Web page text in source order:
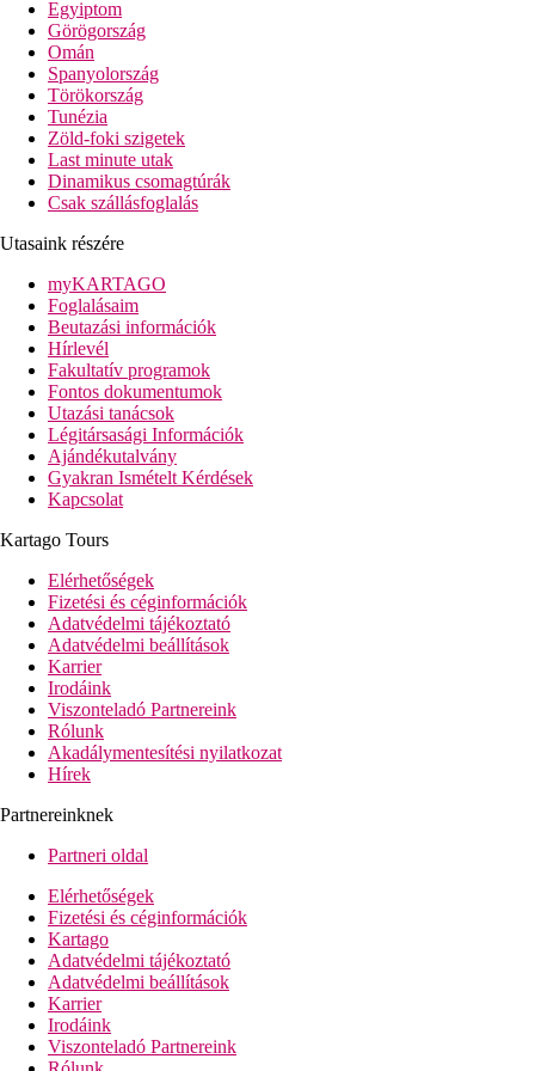
szálloda nagy parkkal, víziparkkal és saját mini állatkerttel
rendelkezik, így ideális választás a nyugodt családi nyaraláshoz
és mindazok számára, akik értékelik a természet közelségét.
Szálloda távolsága
távolság a tengerparttól: kb. 50 m
távolság a repülőtértől: kb. 39 km
távolság a központtól: kb. 500 m (Acharavi)
távolság a bevásárlási lehetőségektől: kb. 300 m
Szobák felszereltsége
Szobák (Botanica Room Private Balcony)
légkondicionáló
telefon, SAT-TV
széf
kis hűtőszekrény
fürdőszoba (fürdőkád vagy zuhanyozó, hajszárító, WC)
kertre néző balkon
a Country House-ban találhatók
Szobák felár ellenében
egyágyas szobák
Veranda-kétágyas szobák - a földszinten találhatók, kertre
néző verandával (Botanica Room Private Veranda)
Stúdiók - külön közös medencével, hálószoba és nappali,
a földszinten vagy az 1. emeleten helyezkednek el, a
shared pool)
Családi apartmanok - balkon, külön hálószoba, a
földszinten vagy az 1. vagy 2. emeleten helyezkednek el,
a Country House-ban, kertre nézők (Family Apartment
Balcony)
Veranda Családi apartmanok - külön hálószoba, a
földszinten helyezkednek el, kijárattal a kertbe, a Country
House-ban, kertre nézők (Family Apartment Veranda &
Gardens)
Playroom -suitek - két különálló hálószoba, tágas nappali,
Loft-bungalók - balkon, az első emeleten, kertre vagy
Bungalow Loft Private Balcony)
nézők, a Summer House-ban (Botanica Bungalow Shared
Veranda)
Családi-suitek - balkon, külön közös medence, 1. emelet,
a Country House-ban (Yucca's Residence Suite)
Veranda Családi-suitek- veranda, külön közös medence, a
földszinten, a Country House-ban (Yucca's Residence
Suite)
Loft-családi suitek - balkon, 2 külön hálószoba és
Egyiptom
Görögország
Omán
Spanyolország
Törökország
Tunézia
Zöld-foki szigetek
Last minute utak
Dinamikus csomagtúrák
Csak szállásfoglalás
Utasaink részére
myKARTAGO
Foglalásaim
Beutazási információk
Hírlevél
Fakultatív programok
Fontos dokumentumok
Utazási tanácsok
Légitársasági Információk
Ajándékutalvány
Gyakran Ismételt Kérdések
Kapcsolat
Kartago Tours
Elérhetőségek
Fizetési és céginformációk
Adatvédelmi tájékoztató
Adatvédelmi beállítások
Karrier
Irodáink
Viszonteladó Partnereink
Rólunk
Akadálymentesítési nyilatkozat
Hírek
Partnereinknek
Partneri oldal
Elérhetőségek
Fizetési és céginformációk
Kartago
Adatvédelmi tájékoztató
Adatvédelmi beállítások
Karrier
Irodáink
Viszonteladó Partnereink